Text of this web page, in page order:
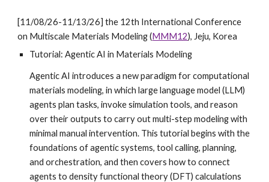
[11/08/26-11/13/26] the 12th International Conference
on Multiscale Materials Modeling (MMM12), Jeju, Korea
Tutorial: Agentic AI in Materials Modeling
Agentic AI introduces a new paradigm for computational
materials modeling, in which large language model (LLM)
agents plan tasks, invoke simulation tools, and reason
over their outputs to carry out multi-step modeling with
minimal manual intervention. This tutorial begins with the
foundations of agentic systems, tool calling, planning,
and orchestration, and then covers how to connect
agents to density functional theory (DFT) calculations